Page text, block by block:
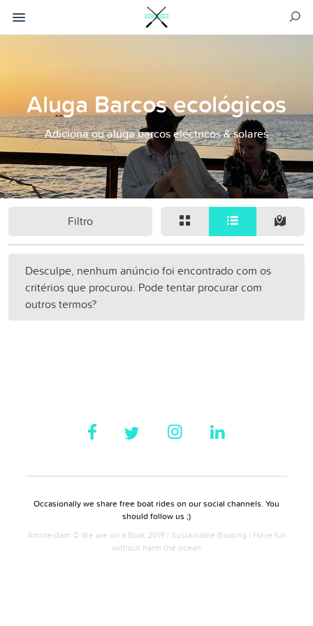
Aluga Barcos ecológicos
Adiciona ou aluga barcos eléctricos & solares
Filtro
Desculpe, nenhum anúncio foi encontrado com os
critérios que procurou. Pode tentar procurar com
outros termos?
Occasionally we share free boat rides on our social channels. You
should follow us ;)
Amsterdam © We are on a Boat 2019 | Sustainable Boating | Have fun
without harm the ocean